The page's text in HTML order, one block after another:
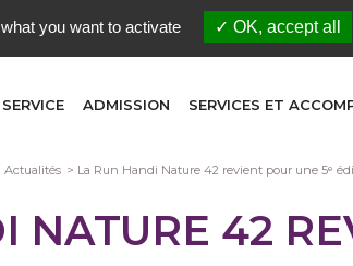
ADMISSION SERVICES ET
Actualités La Run Handi Nature 42 revient pour une 5ᵉ
NATURE 42
you want to activate OK, accept all